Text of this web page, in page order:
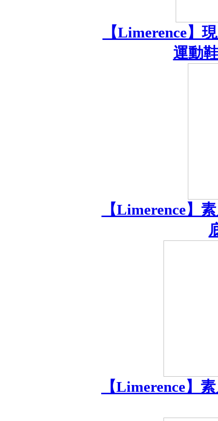
【Limerence】
運動
【Limerence】
【Limerence】